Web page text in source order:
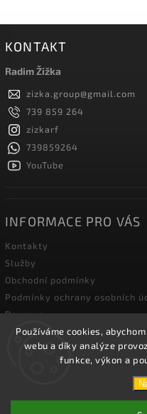
Používáme cookies,
webu a díky analýze
funkce, výkon a
KONTAKT
Radim Žižka
zizka.group@gmail.com
739 859 264
zizkarf
739859264
YouTube
INFORMACE PRO VÁS
Kontakty
Služby
Obchodní podmínky
Podmínky ochrany osobních
Doprava
Blog zahradní techniky
Žižka
Shoptet